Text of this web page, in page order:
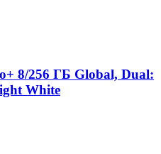
8/256 ГБ Global, Dual:
White